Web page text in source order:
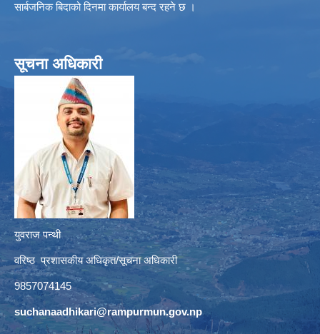
सार्बजनिक बिदाको दिनमा कार्यालय बन्द रहने छ ।
सूचना अधिकारी
युवराज पन्थी
वरिष्ठ प्रशासकीय अधिकृत/सूचना अधिकारी
9857074145
suchanaadhikari@rampurmun.gov.np